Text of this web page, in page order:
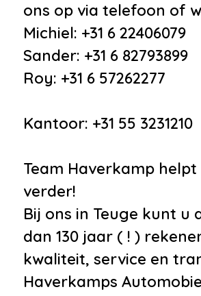
elektrische bediening
openen en sluiten
•Garmin® MAP PILOT
•LED-koplampen
•Oplaadmogelijkheid
•Ruitenwisser met
•Stoelverwarming voor
bestuurder en
•Zitcomfortpakket
•Accukoeling
•Binnen/buitenspiegel
ons op via telefoon of
Michiel: +31 6 22406079
Sander: +31 6 82793899
Roy: +31 6 57262277
Kantoor: +31 55 3231210
Team Haverkamp
verder!
Bij ons in Teuge kunt u
dan 130 jaar ( ! )
kwaliteit, service en
Haverkamps